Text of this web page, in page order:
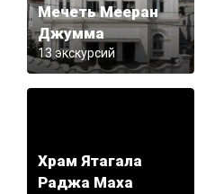
Мечеть Мееран
Джумма
13 экскурсий
Храм Ятагала
Раджа Маха